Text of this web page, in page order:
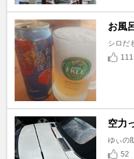
お風
シロだ
111
空力
ゆぃの
52